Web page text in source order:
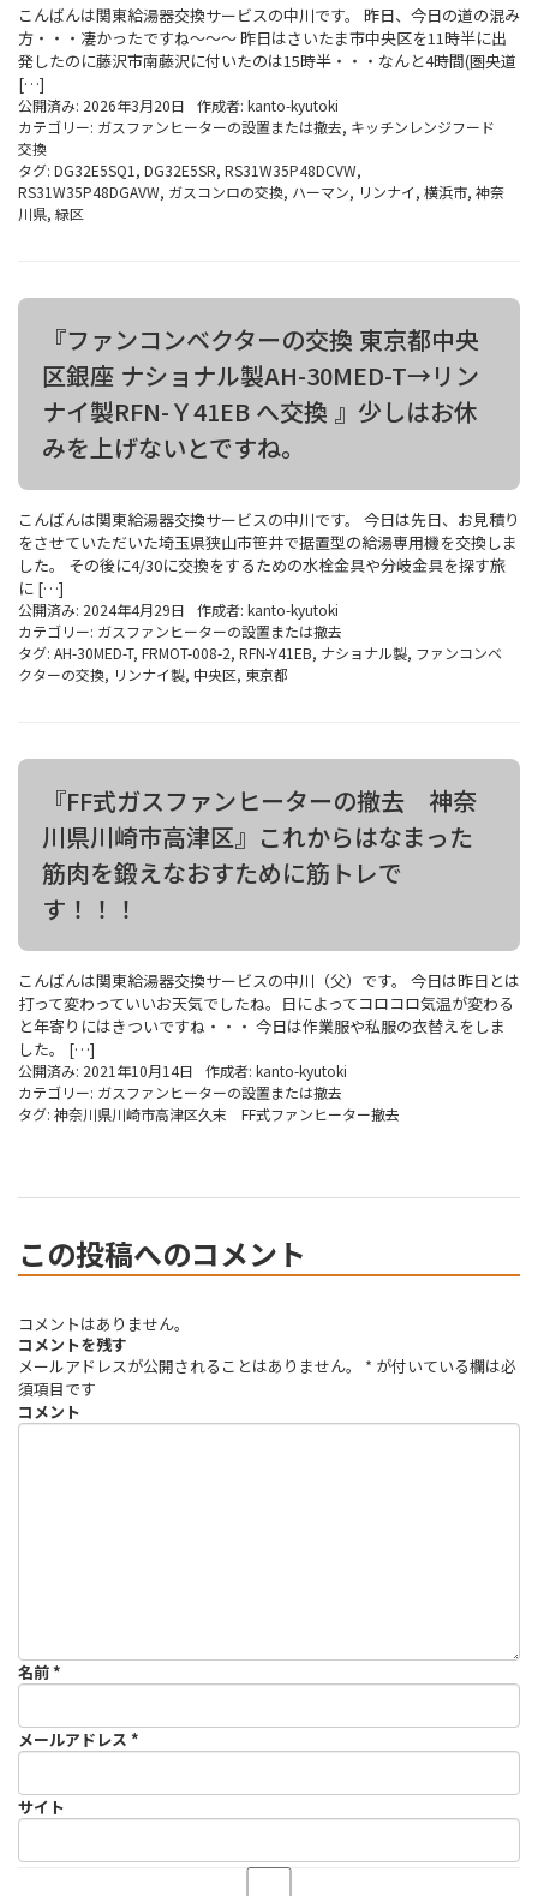
こんばんは関東給湯器交換サービスの中川です。 昨日、今日の道の混み
方・・・凄かったですね～～～ 昨日はさいたま市中央区を11時半に出
発したのに藤沢市南藤沢に付いたのは15時半・・・なんと4時間(圏央道
[…]
公開済み: 2026年3月20日 作成者: kanto-kyutoki
カテゴリー: ガスファンヒーターの設置または撤去, キッチンレンジフード
交換
タグ: DG32E5SQ1 , DG32E5SR, RS31W35P48DCVW,
RS31W35P48DGAVW, ガスコンロの交換, ハーマン, リンナイ, 横浜市, 神奈
川県, 緑区
『ファンコンベクターの交換 東京都中央
区銀座 ナショナル製AH-30MED-T→リン
ナイ製RFN-Ｙ41EB へ交換 』少しはお休
みを上げないとですね。
こんばんは関東給湯器交換サービスの中川です。 今日は先日、お見積り
をさせていただいた埼玉県狭山市笹井で据置型の給湯専用機を交換しま
した。 その後に4/30に交換をするための水栓金具や分岐金具を探す旅
に […]
公開済み: 2024年4月29日 作成者: kanto-kyutoki
カテゴリー: ガスファンヒーターの設置または撤去
タグ: AH-30MED-T, FRMOT-008-2, RFN-Y41EB, ナショナル製, ファンコンベ
クターの交換, リンナイ製, 中央区, 東京都
『FF式ガスファンヒーターの撤去 神奈
川県川崎市高津区』これからはなまった
筋肉を鍛えなおすために筋トレで
す！！！
こんばんは関東給湯器交換サービスの中川（父）です。 今日は昨日とは
打って変わっていいお天気でしたね。日によってコロコロ気温が変わる
と年寄りにはきついですね・・・ 今日は作業服や私服の衣替えをしま
した。 […]
公開済み: 2021年10月14日 作成者: kanto-kyutoki
カテゴリー: ガスファンヒーターの設置または撤去
タグ: 神奈川県川崎市高津区久末 FF式ファンヒーター撤去
この投稿へのコメント
コメントはありません。
コメントを残す
メールアドレスが公開されることはありません。
* が付いている欄は必
須項目です
コメント
名前*
メールアドレス *
サイト